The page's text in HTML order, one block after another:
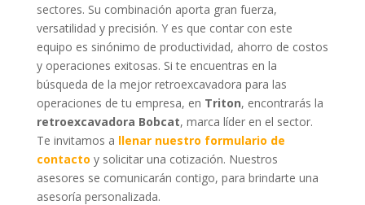
sectores. Su combinación aporta gran fuerza,
versatilidad y precisión. Y es que contar con este
equipo es sinónimo de productividad, ahorro de costos
y operaciones exitosas. Si te encuentras en la
búsqueda de la mejor retroexcavadora para las
operaciones de tu empresa, en Triton, encontrarás la
retroexcavadora Bobcat, marca líder en el sector.
Te invitamos a llenar nuestro formulario de
contacto y solicitar una cotización. Nuestros
asesores se comunicarán contigo, para brindarte una
asesoría personalizada.